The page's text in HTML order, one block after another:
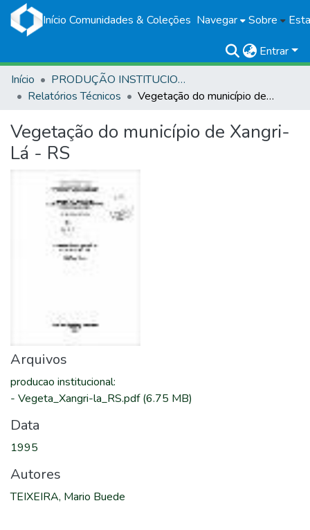
Início Comunidades & Coleções Navegar Sobre
Entrar
Início
PRODUÇÃO INSTITUCIONAL
Relatórios Técnicos
Vegetação do município de Xangri-Lá - RS
Vegetação do município de Xangri-
Lá - RS
Arquivos
producao institucional:
- Vegeta_Xangri-la_RS.pdf(6.75 MB)
Data
1995
Autores
TEIXEIRA, Mario Buede